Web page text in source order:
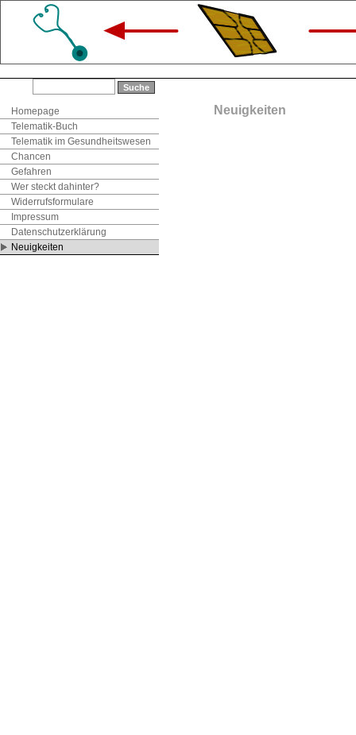
Homepage
Telematik-Buch
Telematik im Gesundheitswesen
Chancen
Gefahren
Wer steckt dahinter?
Widerrufsformulare
Impressum
Datenschutzerklärung
Neuigkeiten
Neuigkeiten